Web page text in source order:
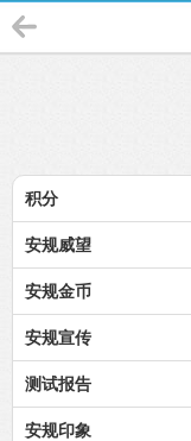
积分
安规威望
安规金币
安规宣传
测试报告
安规印象